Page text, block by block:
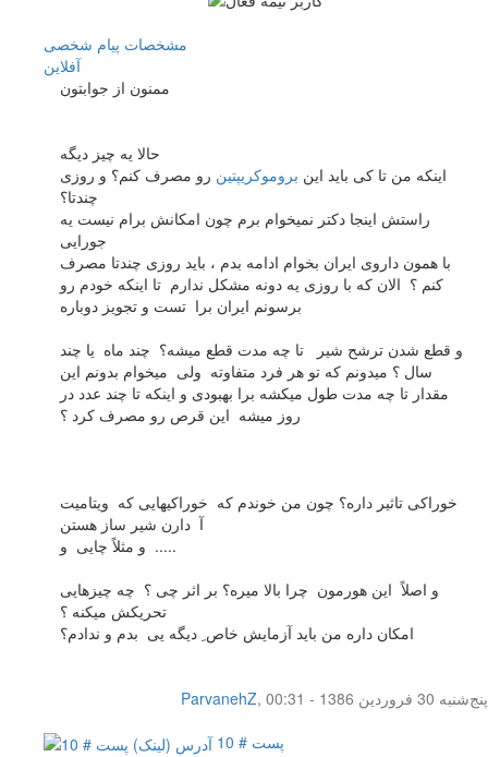
مشخصات پیام شخصی
آفلاين
ممنون از جوابتون
حالا یه چیز دیگه
اینکه من تا کی باید این بروموکریپتین رو مصرف کنم؟ و روزی
چندتا؟
راستش اینجا دکتر نمیخوام برم چون امکانش برام نیست یه
جورایی
با همون داروی ایران بخوام ادامه بدم ، باید روزی چندتا مصرف
کنم ؟ الان که با روزی یه دونه مشکل ندارم تا اینکه خودم رو
برسونم ایران برا تست و تجویز دوباره
و قطع شدن ترشح شیر تا چه مدت قطع میشه؟ چند ماه یا چند
سال ؟ میدونم که تو هر فرد متفاوته ولی میخوام بدونم این
مقدار تا چه مدت طول میکشه برا بهبودی و اینکه تا چند عدد در
روز میشه این قرص رو مصرف کرد ؟
خوراکی تاثیر داره؟ چون من خوندم که خوراکیهایی که ویتامیت
آ دارن شیر ساز هستن
و مثلاً چایی و .....
و اصلاً این هورمون چرا بالا میره؟ بر اثر چی ؟ چه چیزهایی
تحریکش میکنه ؟
امکان داره من باید آزمایش خاص ِ دیگه یی بدم و ندادم؟
ParvanehZ,
پنج‌شنبه 30 فروردین 1386 - 00:31
پست # 10